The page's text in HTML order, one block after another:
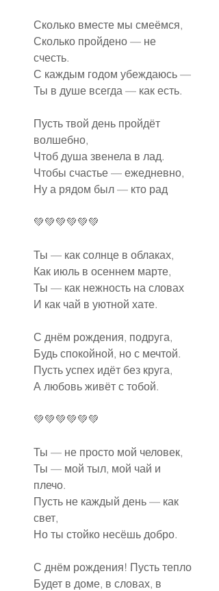
Сколько вместе мы смеёмся,
Сколько пройдено — не
счесть.
С каждым годом убеждаюсь —
Ты в душе всегда — как есть.
Пусть твой день пройдёт
волшебно,
Чтоб душа звенела в лад.
Чтобы счастье — ежедневно,
Ну а рядом был — кто рад
💚💚💚💚💚💚
Ты — как солнце в облаках,
Как июль в осеннем марте,
Ты — как нежность на словах
И как чай в уютной хате.
С днём рождения, подруга,
Будь спокойной, но с мечтой.
Пусть успех идёт без круга,
А любовь живёт с тобой.
💚💚💚💚💚💚
Ты — не просто мой человек,
Ты — мой тыл, мой чай и
плечо.
Пусть не каждый день — как
свет,
Но ты стойко несёшь добро.
С днём рождения! Пусть тепло
Будет в доме, в словах, в